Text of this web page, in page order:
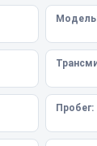
Пробег: